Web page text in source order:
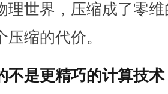
理世界，压缩成了零
缩的代价。
不是更精巧的计算技